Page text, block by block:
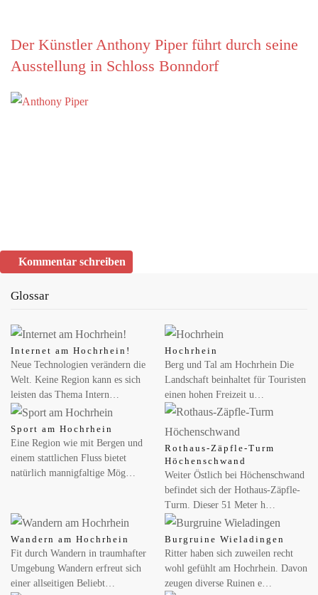
Der Künstler Anthony Piper führt durch seine
Ausstellung in Schloss Bonndorf
Kommentar schreiben
Glossar
Internet am Hochrhein!
Neue Technologien verändern die
Welt. Keine Region kann es sich
leisten das Thema Intern…
Hochrhein
Berg und Tal am Hochrhein Die
Landschaft beinhaltet für Touristen
einen hohen Freizeit u…
Sport am Hochrhein
Eine Region wie mit Bergen und
einem stattlichen Fluss bietet
natürlich mannigfaltige Mög…
Rothaus-Zäpfle-Turm
Höchenschwand
Weiter Östlich bei Höchenschwand
befindet sich der Hothaus-Zäpfle-
Turm. Dieser 51 Meter h…
Wandern am Hochrhein
Fit durch Wandern in traumhafter
Umgebung Wandern erfreut sich
einer allseitigen Beliebt…
Burgruine Wieladingen
Ritter haben sich zuweilen recht
wohl gefühlt am Hochrhein. Davon
zeugen diverse Ruinen e…